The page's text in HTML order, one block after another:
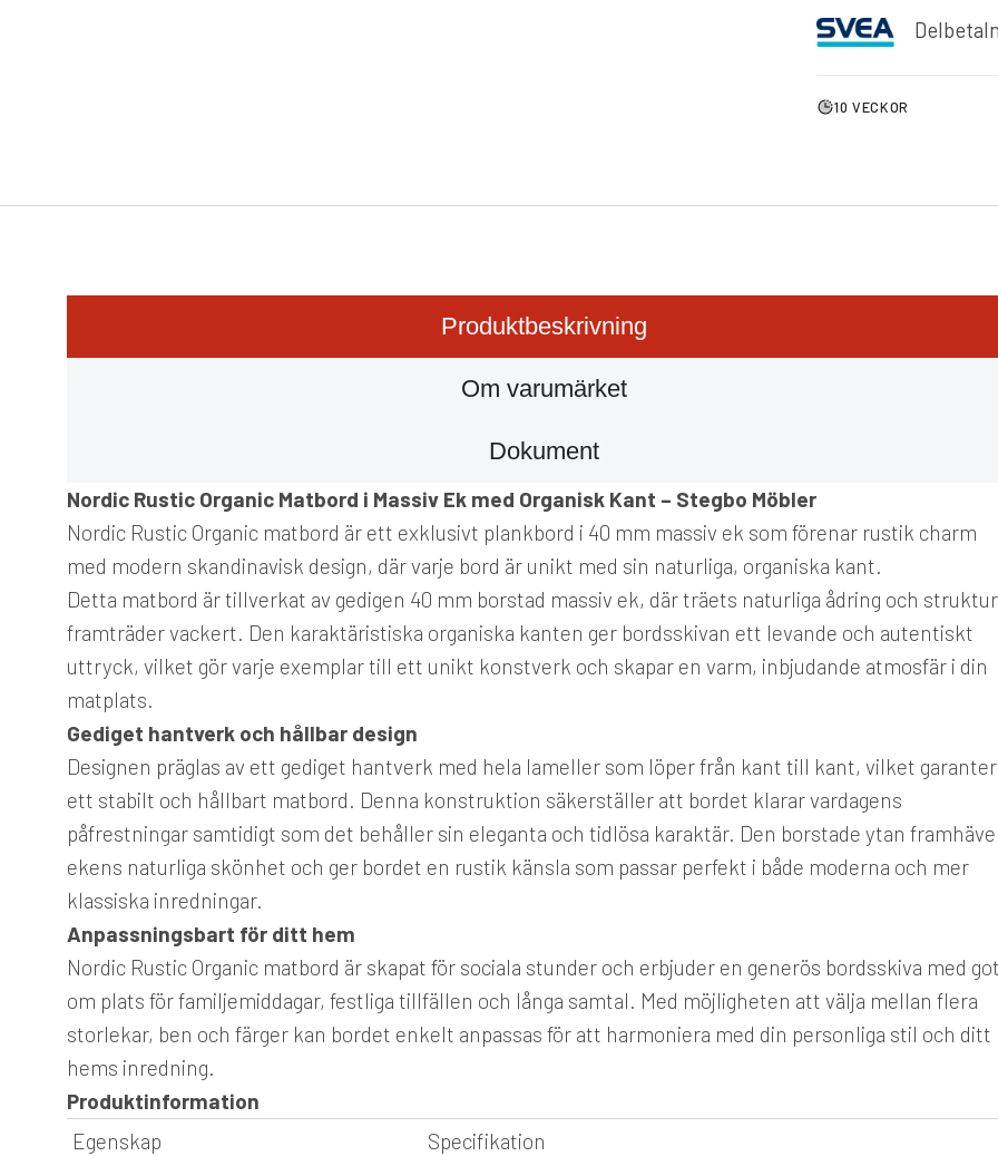
10 VECKOR
Produktbeskrivning
Om varumärket
Dokument
Nordic Rustic Organic Matbord i Massiv Ek med Organisk Kant – Stegbo Möbler
Nordic Rustic Organic matbord är ett exklusivt plankbord i 40 mm massiv ek som förenar rustik charm
med modern skandinavisk design, där varje bord är unikt med sin naturliga, organiska kant.
Detta matbord är tillverkat av gedigen 40 mm borstad massiv ek, där träets naturliga ådring och struktur
framträder vackert. Den karaktäristiska organiska kanten ger bordsskivan ett levande och autentiskt
uttryck, vilket gör varje exemplar till ett unikt konstverk och skapar en varm, inbjudande atmosfär i din
matplats.
Gediget hantverk och hållbar design
Designen präglas av ett gediget hantverk med hela lameller som löper från kant till kant, vilket
ett stabilt och hållbart matbord. Denna konstruktion säkerställer att bordet klarar vardagens
påfrestningar samtidigt som det behåller sin eleganta och tidlösa karaktär. Den borstade ytan
ekens naturliga skönhet och ger bordet en rustik känsla som passar perfekt i både moderna och mer
klassiska inredningar.
Anpassningsbart för ditt hem
Nordic Rustic Organic matbord är skapat för sociala stunder och erbjuder en generös bordsskiva med
om plats för familjemiddagar, festliga tillfällen och långa samtal. Med möjligheten att välja mellan flera
storlekar, ben och färger kan bordet enkelt anpassas för att harmoniera med din personliga stil och ditt
hems inredning.
Produktinformation
Egenskap
Specifikation